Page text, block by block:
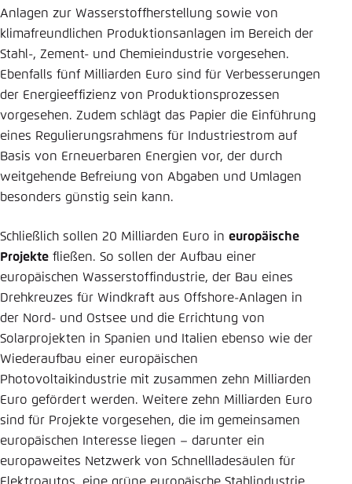
Anlagen zur Wasserstoffherstellung sowie von
klimafreundlichen Produktionsanlagen im Bereich der
Stahl-, Zement- und Chemieindustrie vorgesehen.
Ebenfalls fünf Milliarden Euro sind für Verbesserungen
der Energieeffizienz von Produktionsprozessen
vorgesehen. Zudem schlägt das Papier die Einführung
eines Regulierungsrahmens für Industriestrom auf
Basis von Erneuerbaren Energien vor, der durch
weitgehende Befreiung von Abgaben und Umlagen
besonders günstig sein kann.
Schließlich sollen 20 Milliarden Euro in europäische
Projekte fließen. So sollen der Aufbau einer
europäischen Wasserstoffindustrie, der Bau eines
Drehkreuzes für Windkraft aus Offshore-Anlagen in
der Nord- und Ostsee und die Errichtung von
Solarprojekten in Spanien und Italien ebenso wie der
Wiederaufbau einer europäischen
Photovoltaikindustrie mit zusammen zehn Milliarden
Euro gefördert werden. Weitere zehn Milliarden Euro
sind für Projekte vorgesehen, die im gemeinsamen
europäischen Interesse liegen – darunter ein
europaweites Netzwerk von Schnellladesäulen für